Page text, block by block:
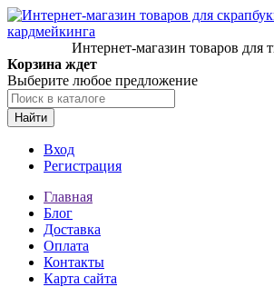
Интернет-магазин товаров для
Корзина ждет
Выберите любое предложение
Найти
Вход
Регистрация
Главная
Блог
Доставка
Оплата
Контакты
Карта сайта